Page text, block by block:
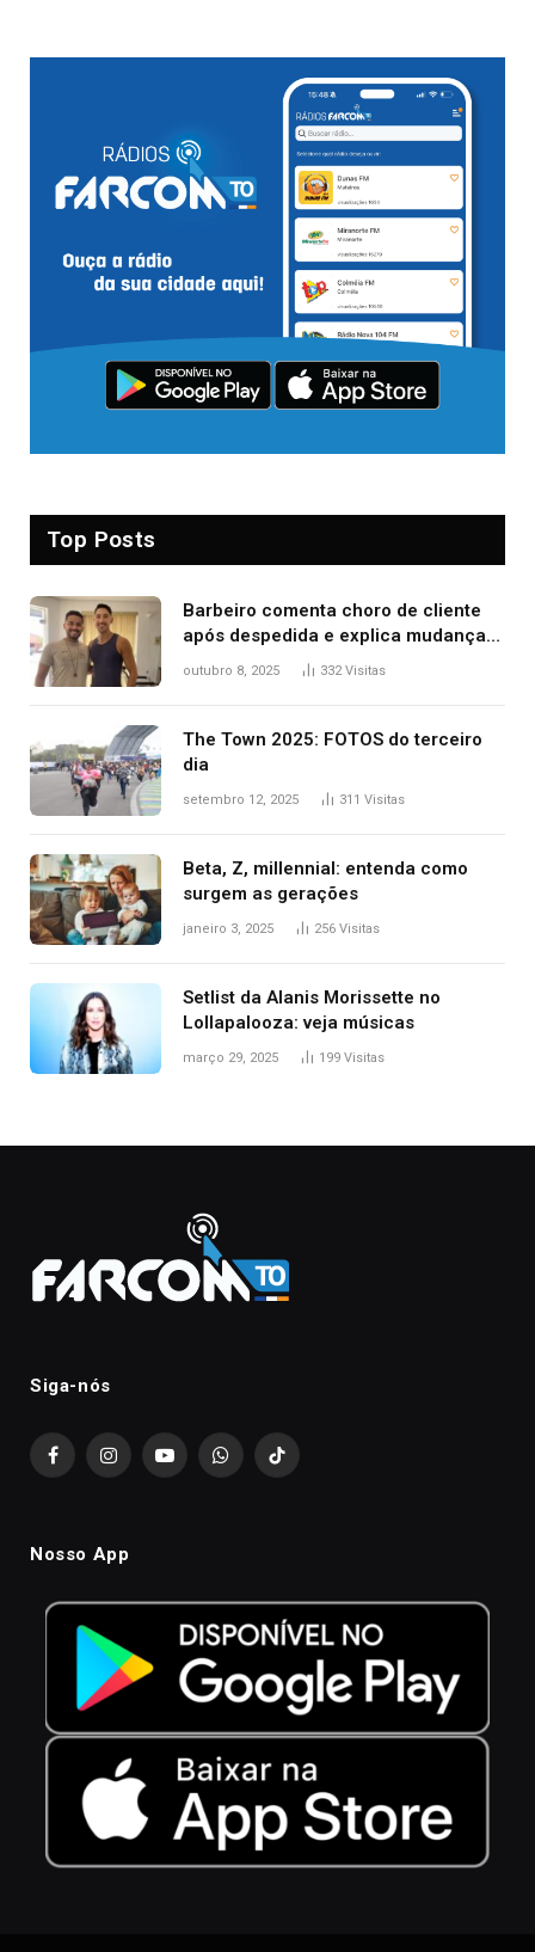
Top Posts
Barbeiro comenta choro de cliente
após despedida e explica mudança
para o TO: ‘Não esperava atingir
outubro 8, 2025 332Visitas
The Town 2025: FOTOS do terceiro
dia
setembro 12, 2025 311 Visitas
Beta, Z, millennial: entenda como
surgem as gerações
janeiro 3, 2025 256 Visitas
Setlist da Alanis Morissette no
Lollapalooza: veja músicas
março 29, 2025 199 Visitas
Siga-nós
FacebookInstagramYouTubeWhatsAppTikTok
Nosso App